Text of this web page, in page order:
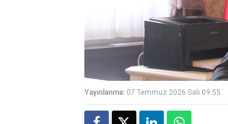
Yayınlanma: 07 Temmuz 2026 Salı 09:55